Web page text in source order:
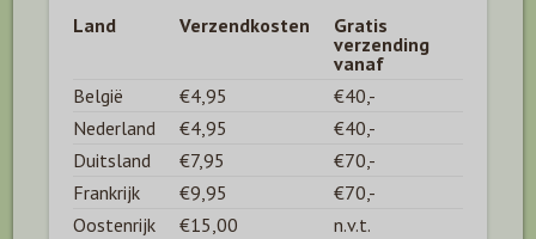
Land Verzendkosten
Gratis
verzending
vanaf
België
€4,95
€40,-
Nederland
€4,95
€40,-
Duitsland
€7,95
€70,-
Frankrijk
€9,95
€70,-
Oostenrijk
€15,00
n.v.t.